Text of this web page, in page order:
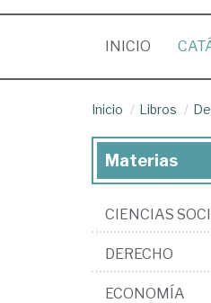
INICIO
Inicio Libros
Materias
CIENCIAS
DERECHO
ECONOMÍA